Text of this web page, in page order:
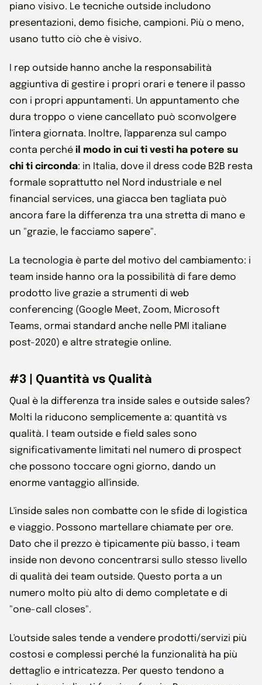
piano visivo. Le tecniche outside includono
presentazioni, demo fisiche, campioni. Più o meno,
usano tutto ciò che è visivo.
I rep outside hanno anche la responsabilità
aggiuntiva di gestire i propri orari e tenere il passo
con i propri appuntamenti. Un appuntamento che
dura troppo o viene cancellato può sconvolgere
l'intera giornata. Inoltre, l'apparenza sul campo
conta perché il modo in cui ti vesti ha potere su
chi ti circonda: in Italia, dove il dress code B2B resta
formale soprattutto nel Nord industriale e nel
financial services, una giacca ben tagliata può
ancora fare la differenza tra una stretta di mano e
un "grazie, le facciamo sapere".
La tecnologia è parte del motivo del cambiamento: i
team inside hanno ora la possibilità di fare demo
prodotto live grazie a strumenti di web
conferencing (Google Meet, Zoom, Microsoft
Teams, ormai standard anche nelle PMI italiane
post-2020) e altre strategie online.
#3 | Quantità vs Qualità
Qual è la differenza tra inside sales e outside sales?
Molti la riducono semplicemente a: quantità vs
qualità. I team outside e field sales sono
significativamente limitati nel numero di prospect
che possono toccare ogni giorno, dando un
enorme vantaggio all'inside.
L'inside sales non combatte con le sfide di logistica
e viaggio. Possono martellare chiamate per ore.
Dato che il prezzo è tipicamente più basso, i team
inside non devono concentrarsi sullo stesso livello
di qualità dei team outside. Questo porta a un
numero molto più alto di demo completate e di
"one-call closes".
L'outside sales tende a vendere prodotti/servizi più
costosi e complessi perché la funzionalità ha più
dettaglio e intricatezza. Per questo tendono a